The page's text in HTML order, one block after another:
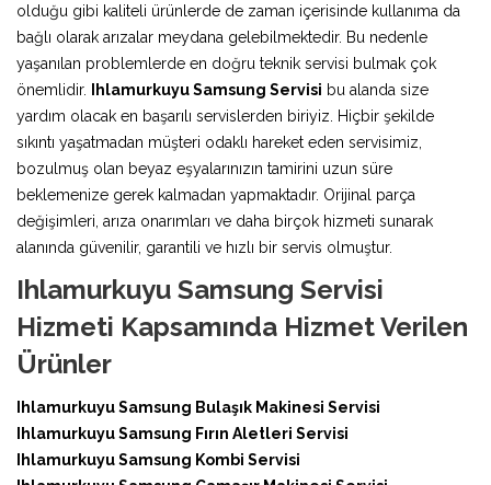
olduğu gibi kaliteli ürünlerde de zaman içerisinde kullanıma da
bağlı olarak arızalar meydana gelebilmektedir. Bu nedenle
yaşanılan problemlerde en doğru teknik servisi bulmak çok
önemlidir.
Ihlamurkuyu Samsung Servisi bu alanda size
yardım olacak en başarılı servislerden biriyiz. Hiçbir şekilde
sıkıntı yaşatmadan müşteri odaklı hareket eden servisimiz,
bozulmuş olan beyaz eşyalarınızın tamirini uzun süre
beklemenize gerek kalmadan yapmaktadır. Orijinal parça
değişimleri, arıza onarımları ve daha birçok hizmeti sunarak
alanında güvenilir, garantili ve hızlı bir servis olmuştur.
Ihlamurkuyu Samsung Servisi
Hizmeti Kapsamında Hizmet Verilen
Ürünler
Ihlamurkuyu Samsung Bulaşık Makinesi Servisi
Ihlamurkuyu Samsung Fırın Aletleri Servisi
Ihlamurkuyu Samsung Kombi Servisi